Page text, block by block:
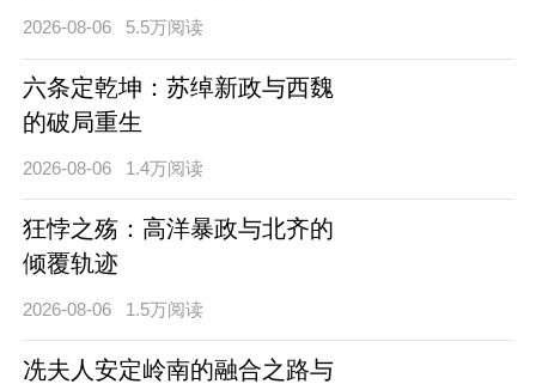
2026-08-06 5.5万阅读
六条定乾坤：苏绰新政与西魏
的破局重生
2026-08-06 1.4万阅读
狂悖之殇：高洋暴政与北齐的
倾覆轨迹
2026-08-06 1.5万阅读
冼夫人安定岭南的融合之路与